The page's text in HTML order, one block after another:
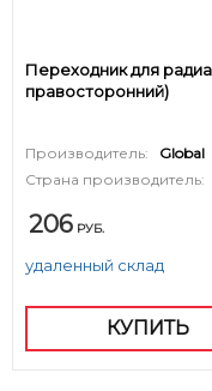
Переходник для
правосторонний)
Производитель:
Global
Страна производитель:
206 РУБ.
удаленный склад
КУПИТЬ